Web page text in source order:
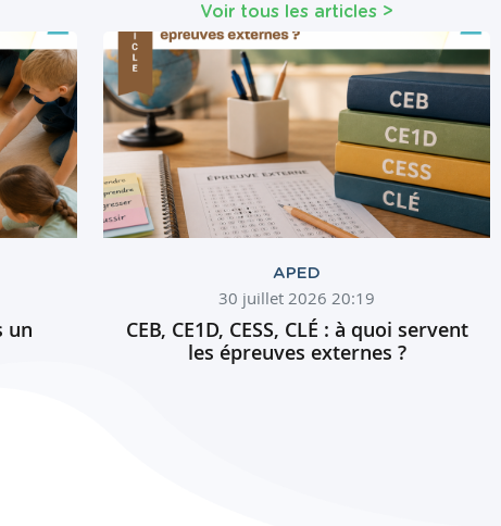
Voir tous les articles >
un
APED
30 juillet 2026 20:19
CEB, CE1D, CESS, CLÉ : à quoi servent
les épreuves externes ?